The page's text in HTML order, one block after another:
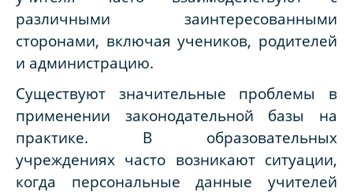
различными заинтересованными
сторонами, включая учеников, родителей
и администрацию.
Существуют значительные проблемы в
применении законодательной базы на
практике. В образовательных
учреждениях часто возникают ситуации,
когда персональные данные учителей